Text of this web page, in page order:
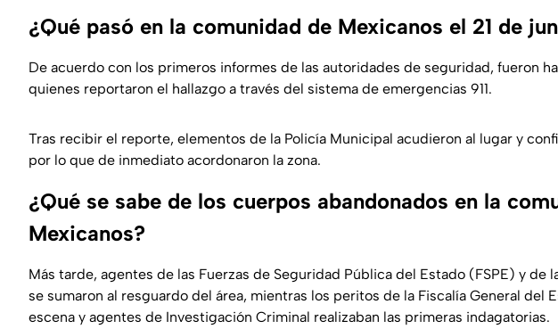
¿Qué pasó en la comunidad de Mexicanos el 21 de
De acuerdo con los primeros informes de las autoridades de seguridad, fueron
quienes reportaron el hallazgo a través del sistema de emergencias 911.
Tras recibir el reporte, elementos de la Policía Municipal acudieron al lugar y
por lo que de inmediato acordonaron la zona.
¿Qué se sabe de los cuerpos abandonados en la
Mexicanos?
Más tarde, agentes de las Fuerzas de Seguridad Pública del Estado (FSPE) y de
se sumaron al resguardo del área, mientras los peritos de la Fiscalía General del
escena y agentes de Investigación Criminal realizaban las primeras indagatorias.